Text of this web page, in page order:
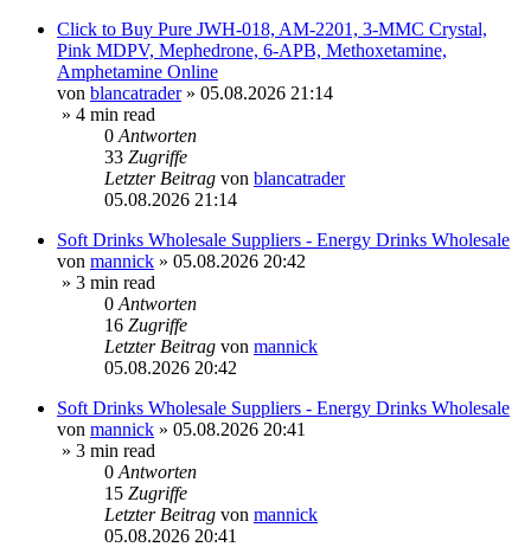
Click to Buy Pure JWH-018, AM-2201, 3-MMC Crystal,
Pink MDPV, Mephedrone, 6-APB, Methoxetamine,
Amphetamine Online
von blancatrader» 05.08.2026 21:14
» 4 min read
0 Antworten
33 Zugriffe
Letzter Beitrag von blancatrader
05.08.2026 21:14
Soft Drinks Wholesale Suppliers - Energy Drinks Wholesale
von mannick » 05.08.2026 20:42
» 3 min read
0 Antworten
16 Zugriffe
Letzter Beitrag von mannick
05.08.2026 20:42
Soft Drinks Wholesale Suppliers - Energy Drinks Wholesale
von mannick » 05.08.2026 20:41
» 3 min read
0 Antworten
15 Zugriffe
Letzter Beitrag von mannick
05.08.2026 20:41